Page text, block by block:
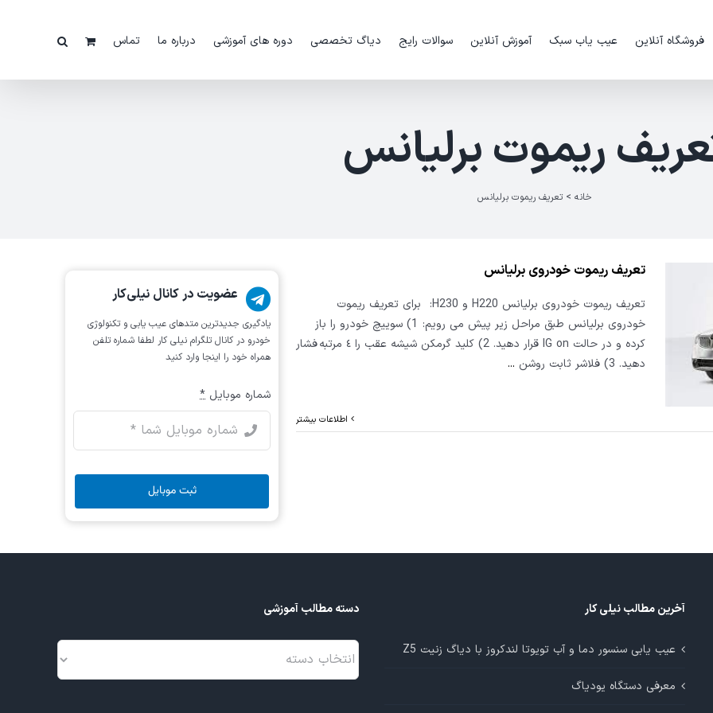
فروشگاه آنلاین عیب یاب سبک آموزش آنلاین سوالات رایج دیاگ تخصصی دوره های آموزشی درباره ما تماس
ریموت برلیانس
خانه > تعریف ریموت برلیانس
تعریف ریموت خودروی برلیانس
تعریف ریموت خودروی برلیانس H220 و H230: برای تعریف ریموت
خودروی برلیانس طبق مراحل زیر پیش می رویم: 1) سوييچ خودرو را باز
كرده و در حالت IG on قرار دهید. 2) کلید گرمكن شيشه عقب را ٤ مرتبه فشار
دهيد. 3) فلاشر ثابت روشن
...
اطلاعات بیشتر
عضویت در کانال نیلی‌کار
یادگیری جدیدترین متد‌های عیب یابی‌ و تکنولوژی
خودرو در کانال تلگرام نیلی کار لطفا شماره تلفن
همراه خود را اینجا وارد کنید
شماره موبایل *
ثبت موبایل
آخرین مطالب نیلی کار
عیب یابی سنسور دما و آب تویوتا لندکروز با دیاگ زنیت Z5
معرفی دستگاه یودیاگ
دسته مطالب آموزشی
دسته